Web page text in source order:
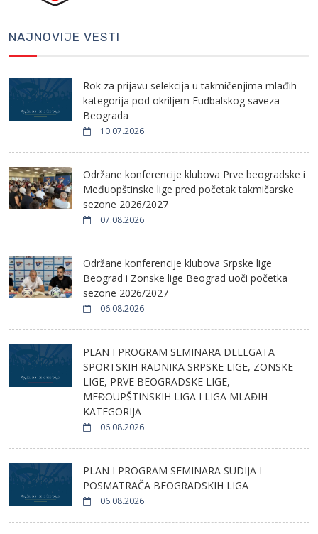
NAJNOVIJE VESTI
Rok za prijavu selekcija u takmičenjima mlađih
kategorija pod okriljem Fudbalskog saveza
Beograda
10.07.2026
Održane konferencije klubova Prve beogradske i
Međuopštinske lige pred početak takmičarske
sezone 2026/2027
07.08.2026
Održane konferencije klubova Srpske lige
Beograd i Zonske lige Beograd uoči početka
sezone 2026/2027
06.08.2026
PLAN I PROGRAM SEMINARA DELEGATA
SPORTSKIH RADNIKA SRPSKE LIGE, ZONSKE
LIGE, PRVE BEOGRADSKE LIGE,
MEĐOUPŠTINSKIH LIGA I LIGA MLAĐIH
KATEGORIJA
06.08.2026
PLAN I PROGRAM SEMINARA SUDIJA I
POSMATRAČA BEOGRADSKIH LIGA
06.08.2026